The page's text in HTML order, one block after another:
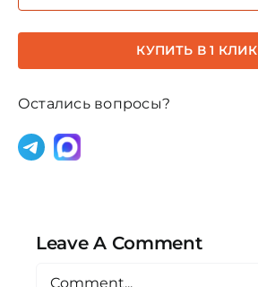
Королевский
синий
КУПИТЬ В 1 КЛИК
Остались вопросы?
Leave A Comment
Comment